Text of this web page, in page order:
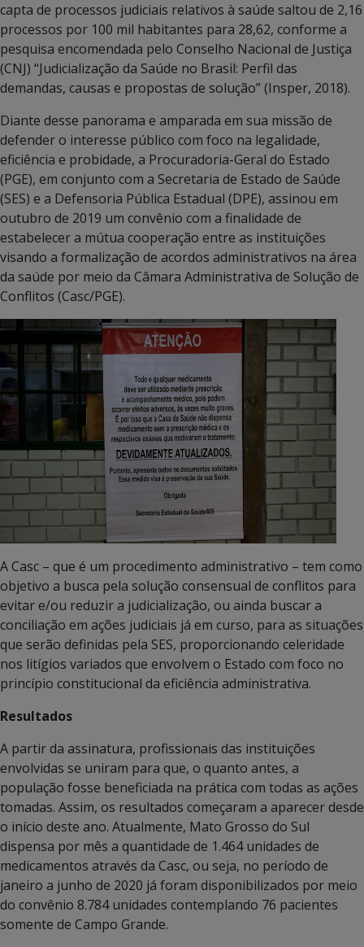
capta de processos judiciais relativos à saúde saltou de 2,16
processos por 100 mil habitantes para 28,62, conforme a
pesquisa encomendada pelo Conselho Nacional de Justiça
(CNJ) “Judicialização da Saúde no Brasil: Perfil das
demandas, causas e propostas de solução” (Insper, 2018).
Diante desse panorama e amparada em sua missão de
defender o interesse público com foco na legalidade,
eficiência e probidade, a Procuradoria-Geral do Estado
(PGE), em conjunto com a Secretaria de Estado de Saúde
(SES) e a Defensoria Pública Estadual (DPE), assinou em
outubro de 2019 um convênio com a finalidade de
estabelecer a mútua cooperação entre as instituições
visando a formalização de acordos administrativos na área
da saúde por meio da Câmara Administrativa de Solução de
Conflitos (Casc/PGE).
A Casc – que é um procedimento administrativo – tem como
objetivo a busca pela solução consensual de conflitos para
evitar e/ou reduzir a judicialização, ou ainda buscar a
conciliação em ações judiciais já em curso, para as situações
que serão definidas pela SES, proporcionando celeridade
nos litígios variados que envolvem o Estado com foco no
princípio constitucional da eficiência administrativa.
Resultados
A partir da assinatura, profissionais das instituições
envolvidas se uniram para que, o quanto antes, a
população fosse beneficiada na prática com todas as ações
tomadas. Assim, os resultados começaram a aparecer desde
o início deste ano. Atualmente, Mato Grosso do Sul
dispensa por mês a quantidade de 1.464 unidades de
medicamentos através da Casc, ou seja, no período de
janeiro a junho de 2020 já foram disponibilizados por meio
do convênio 8.784 unidades contemplando 76 pacientes
somente de Campo Grande.